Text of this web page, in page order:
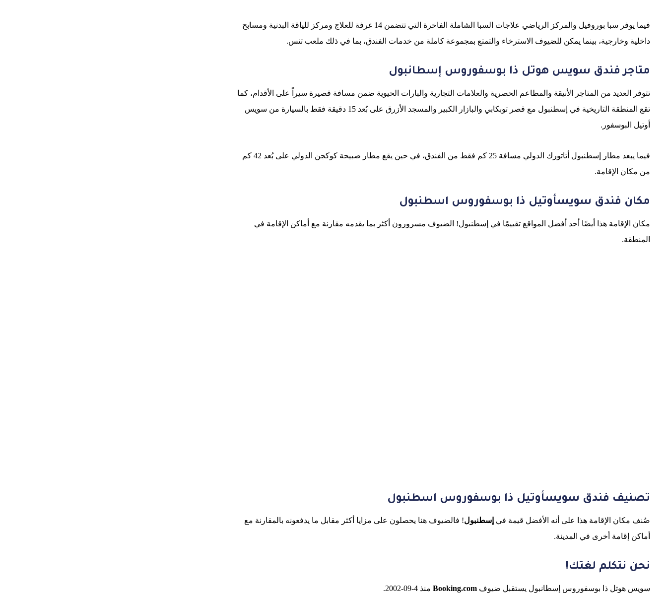
فيما يوفر سبا بوروفيل والمركز الرياضي علاجات السبا الشاملة الفاخرة التي تتضمن 14 غرفة للعلاج ومركز للياقة البدنية ومسابح
داخلية وخارجية، بينما يمكن للضيوف الاسترخاء والتمتع بمجموعة كاملة من خدمات الفندق، بما في ذلك ملعب تنس.
متاجر فندق سويس هوتل ذا بوسفوروس إسطانبول
تتوفر العديد من المتاجر الأنيقة والمطاعم الحصرية والعلامات التجارية والبارات الحيوية ضمن مسافة قصيرة سيراً على الأقدام، كما
تقع المنطقة التاريخية في إسطنبول مع قصر توبكابي والبازار الكبير والمسجد الأزرق على بُعد 15 دقيقة فقط بالسيارة من سويس
أوتيل البوسفور.
فيما يبعد مطار إسطنبول أتاتورك الدولي مسافة 25 كم فقط من الفندق، في حين يقع مطار صبيحة كوكجن الدولي على بُعد 42 كم
من مكان الإقامة.
مكان فندق سويسأوتيل ذا بوسفوروس اسطنبول
مكان الإقامة هذا أيضًا أحد أفضل المواقع تقييمًا في إسطنبول! الضيوف مسرورون أكثر بما يقدمه مقارنة مع أماكن الإقامة في
المنطقة.
تصنيف فندق سويسأوتيل ذا بوسفوروس اسطنبول
صُنف مكان الإقامة هذا على أنه الأفضل قيمة في إسطنبول! فالضيوف هنا يحصلون على مزايا أكثر مقابل ما يدفعونه بالمقارنة مع
أماكن إقامة أخرى في المدينة.
نحن نتكلم لغتك!
سويس هوتل ذا بوسفوروس إسطانبول يستقبل ضيوف Booking.comمنذ 4-09-2002.